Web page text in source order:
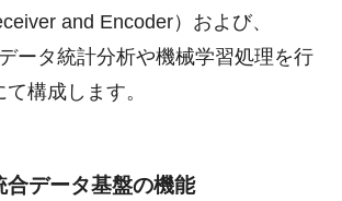
and Encoder）および、
ータ統計分析や機械学習処理を行
構成します。
合データ基盤の機能